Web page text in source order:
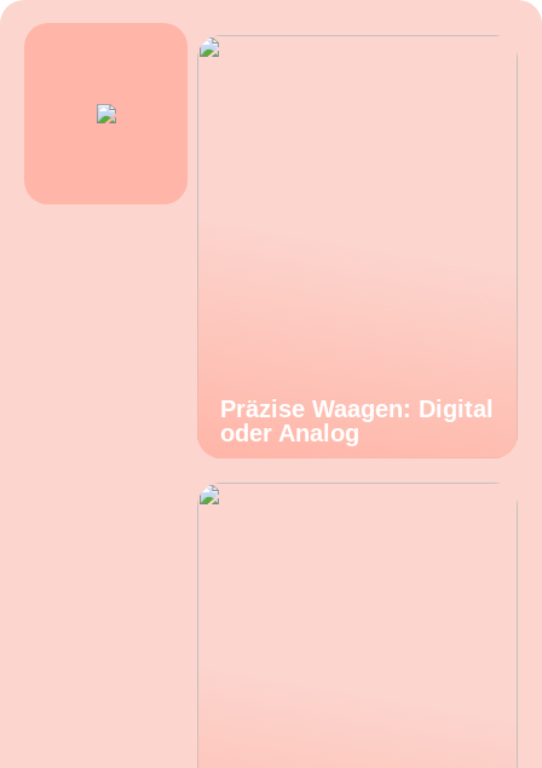
Präzise Waagen: Digital
oder Analog